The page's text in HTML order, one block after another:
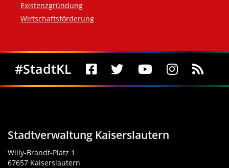
Existenzgründung
Wirtschaftsförderung
Social Media
#StadtKL
Stadtverwaltung Kaiserslautern
Willy-Brandt-Platz 1
67657 Kaiserslautern